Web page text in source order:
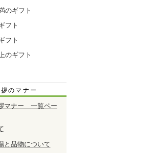
のギフト
フト
フト
のギフト
のマナー
マナー 一覧ペー
と品物について